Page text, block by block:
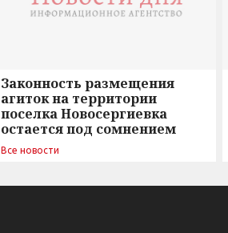
Законность размещения
агиток на территории
поселка Новосергиевка
остается под сомнением
Все новости